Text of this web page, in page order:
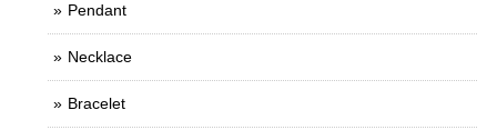
Pendant
Necklace
Bracelet